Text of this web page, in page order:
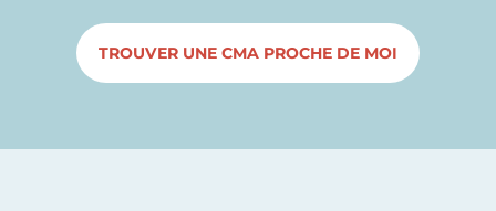
TROUVER UNE CMA PROCHE DE MOI